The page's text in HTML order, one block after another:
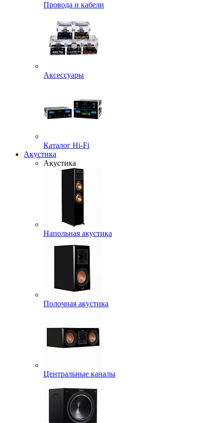
Провода и кабели
Аксессуары
Каталог Hi-Fi
Акустика
Акустика
Напольная акустика
Полочная акустика
Центральные каналы